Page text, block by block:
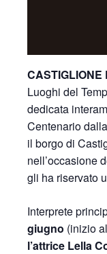
Luoghi del
dedicata
Centenario
il borgo di
nell’occasione
gli ha riservato
Interprete
giugno (inizio
l’attrice Lella